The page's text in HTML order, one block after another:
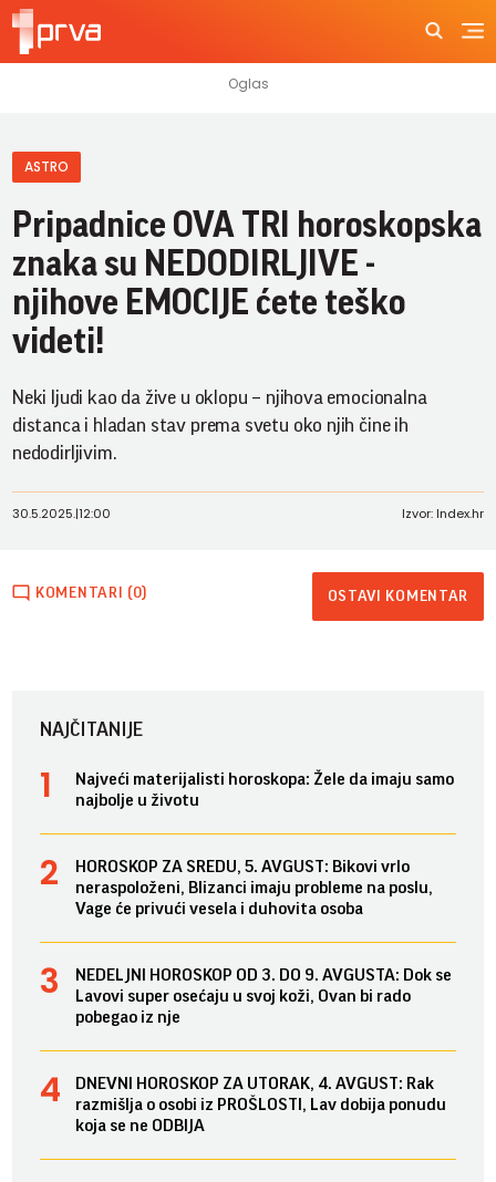
ASTRO
Pripadnice OVA TRI horoskopska
znaka su NEDODIRLJIVE -
njihove EMOCIJE ćete teško
videti!
Neki ljudi kao da žive u oklopu – njihova emocionalna
distanca i hladan stav prema svetu oko njih čine ih
nedodirljivim.
30.5.2025.|12:00 Izvor: Index.hr
KOMENTARI (0) OSTAVI KOMENTAR
NAJČITANIJE
Najveći materijalisti horoskopa: Žele da imaju samo
najbolje u životu
HOROSKOP ZA SREDU, 5. AVGUST: Bikovi vrlo
neraspoloženi, Blizanci imaju probleme na poslu,
Vage će privući vesela i duhovita osoba
NEDELJNI HOROSKOP OD 3. DO 9. AVGUSTA: Dok se
Lavovi super osećaju u svoj koži, Ovan bi rado
pobegao iz nje
DNEVNI HOROSKOP ZA UTORAK, 4. AVGUST: Rak
razmišlja o osobi iz PROŠLOSTI, Lav dobija ponudu
koja se ne ODBIJA